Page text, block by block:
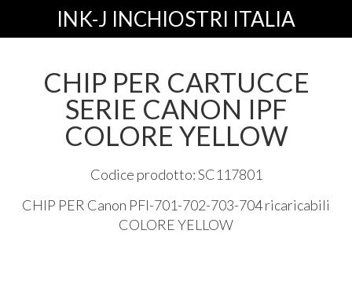
INK-J INCHIOSTRI ITALIA
CHIP PER CARTUCCE
SERIE CANON IPF
COLORE YELLOW
Codice prodotto: SC117801
CHIP PER Canon PFI-701-702-703-704 ricaricabili
COLOREYELLOW